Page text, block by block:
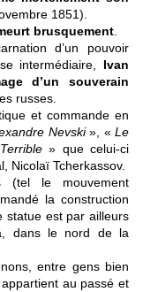
1851).
brusquement
d’un pouvoir
intermédiaire, Ivan
d’un souverain
russes.
et commande en
Nevski», « Le
» que celui-ci
Nicolaï Tcherkassov.
(tel le mouvement
la construction
statue est par ailleurs
dans le nord de la
entre gens bien
au passé et